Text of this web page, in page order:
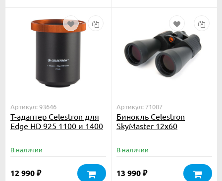
Артикул: 93646
Т-адаптер Celestron для
Edge HD 925 1100 и 1400
В наличии
12 990 ₽
Артикул: 71007
Бинокль Celestron
SkyMaster 12x60
В наличии
13 990 ₽